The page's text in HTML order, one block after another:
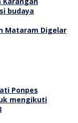
Mataram Digelar